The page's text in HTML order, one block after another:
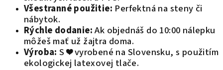
Všestranné použitie: Perfektná na steny či
nábytok.
Rýchle dodanie:Ak objednáš do 10:00 nálepku
môžeš mať už žajtra doma.
Výroba: S ❤️ vyrobené na Slovensku, s použitím
ekologickej latexovej tlače.